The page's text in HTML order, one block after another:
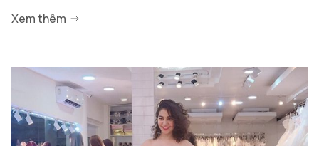
Xem thêm